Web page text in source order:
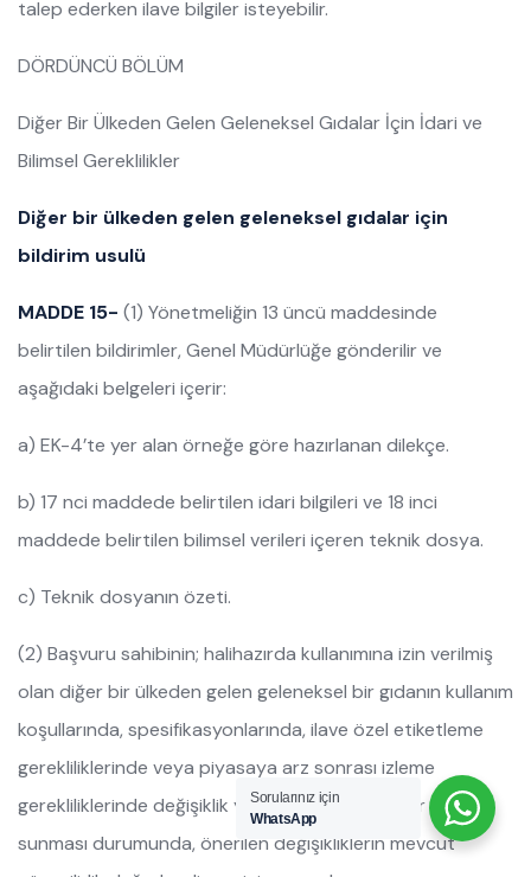
talep ederken ilave bilgiler isteyebilir.
DÖRDÜNCÜ BÖLÜM
Diğer Bir Ülkeden Gelen Geleneksel Gıdalar İçin İdari ve
Bilimsel Gereklilikler
Diğer bir ülkeden gelen geleneksel gıdalar için
bildirim usulü
MADDE 15- (1) Yönetmeliğin 13 üncü maddesinde
belirtilen bildirimler, Genel Müdürlüğe gönderilir ve
aşağıdaki belgeleri içerir:
a) EK-4’te yer alan örneğe göre hazırlanan dilekçe.
b) 17 nci maddede belirtilen idari bilgileri ve 18 inci
maddede belirtilen bilimsel verileri içeren teknik dosya.
c) Teknik dosyanın özeti.
(2) Başvuru sahibinin; halihazırda kullanımına izin verilmiş
olan diğer bir ülkeden gelen geleneksel bir gıdanın kullanım
koşullarında, spesifikasyonlarında, ilave özel etiketleme
gerekliliklerinde veya piyasaya arz sonrası izleme
gerekliliklerinde değişiklik yapılmasına yönelik bir bildirim
sunması durumunda, önerilen değişikliklerin mevcut
Sorularınız için
WhatsApp